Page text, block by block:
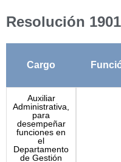
Resolución
Cargo
Auxiliar
Administrativa,
para
desempeñar
funciones en
el
Departamento
de Gestión